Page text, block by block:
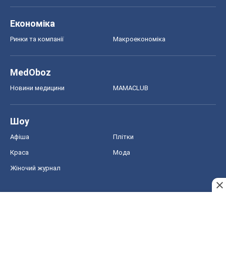
Економіка
Ринки та компанії Макроекономіка
MedOboz
Новини медицини MAMACLUB
Шоу
Афіша Плітки
Краса Мода
Жіночий журнал